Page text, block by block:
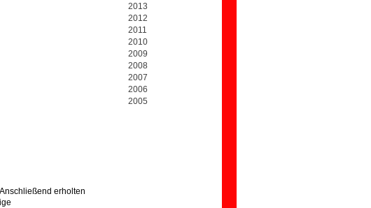
erholten
2013
2012
2011
2010
2009
2008
2007
2006
2005